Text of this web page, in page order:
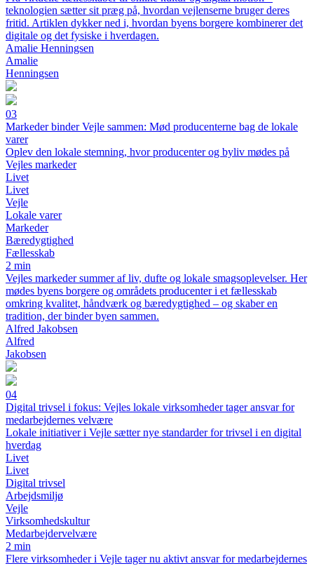
teknologien sætter sit præg på, hvordan vejlenserne bruger deres
fritid. Artiklen dykker ned i, hvordan byens borgere kombinerer det
digitale og det fysiske i hverdagen.
Amalie Henningsen
Amalie
Henningsen
03
Markeder binder Vejle sammen: Mød producenterne bag de lokale
varer
Oplev den lokale stemning, hvor producenter og byliv mødes på
Vejles markeder
Livet
Livet
Vejle
Lokale varer
Markeder
Bæredygtighed
Fællesskab
2 min
Vejles markeder summer af liv, dufte og lokale smagsoplevelser. Her
mødes byens borgere og områdets producenter i et fællesskab
omkring kvalitet, håndværk og bæredygtighed – og skaber en
tradition, der binder byen sammen.
Alfred Jakobsen
Alfred
Jakobsen
04
Digital trivsel i fokus: Vejles lokale virksomheder tager ansvar for
medarbejdernes velvære
Lokale initiativer i Vejle sætter nye standarder for trivsel i en digital
hverdag
Livet
Livet
Digital trivsel
Arbejdsmiljø
Vejle
Virksomhedskultur
Medarbejdervelvære
2 min
Flere virksomheder i Vejle tager nu aktivt ansvar for medarbejdernes